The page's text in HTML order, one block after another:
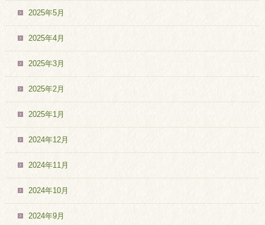
2025年5月
2025年4月
2025年3月
2025年2月
2025年1月
2024年12月
2024年11月
2024年10月
2024年9月